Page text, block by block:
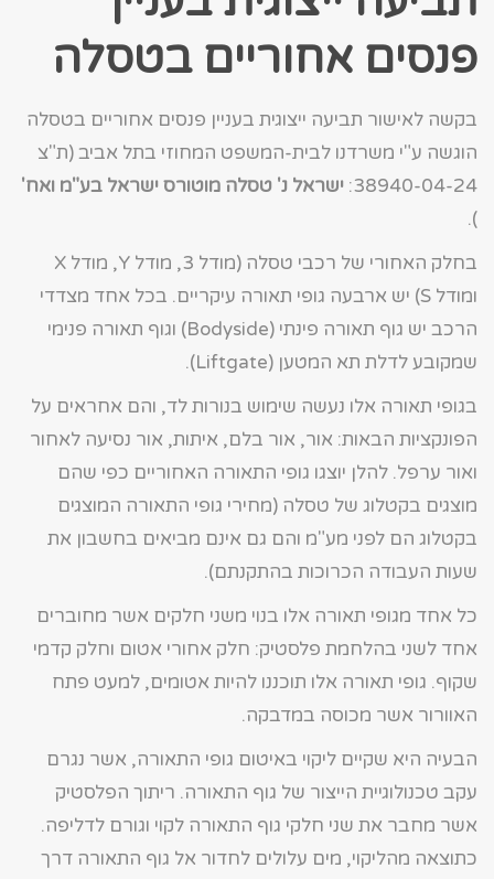
פנסים אחוריים בטסלה
בקשה לאישור תביעה ייצוגית בעניין פנסים אחוריים בטסלה
הוגשה ע"י משרדנו לבית-המשפט המחוזי בתל אביב (ת"צ
38940-04-24: ישראל נ' טסלה מוטורס ישראל בע"מ ואח'
).
בחלק האחורי של רכבי טסלה (מודל 3, מודל Y, מודל X
ומודל S) יש ארבעה גופי תאורה עיקריים. בכל אחד מצדדי
הרכב יש גוף תאורה פינתי (Bodyside) וגוף תאורה פנימי
שמקובע לדלת תא המטען (Liftgate).
בגופי תאורה אלו נעשה שימוש בנורות לד, והם אחראים על
הפונקציות הבאות: אור, אור בלם, איתות, אור נסיעה לאחור
ואור ערפל. להלן יוצגו גופי התאורה האחוריים כפי שהם
מוצגים בקטלוג של טסלה (מחירי גופי התאורה המוצגים
בקטלוג הם לפני מע"מ והם גם אינם מביאים בחשבון את
שעות העבודה הכרוכות בהתקנתם).
כל אחד מגופי תאורה אלו בנוי משני חלקים אשר מחוברים
אחד לשני בהלחמת פלסטיק: חלק אחורי אטום וחלק קדמי
שקוף. גופי תאורה אלו תוכננו להיות אטומים, למעט פתח
האוורור אשר מכוסה במדבקה.
הבעיה היא שקיים ליקוי באיטום גופי התאורה, אשר נגרם
עקב טכנולוגיית הייצור של גוף התאורה. ריתוך הפלסטיק
אשר מחבר את שני חלקי גוף התאורה לקוי וגורם לדליפה.
כתוצאה מהליקוי, מים עלולים לחדור אל גוף התאורה דרך